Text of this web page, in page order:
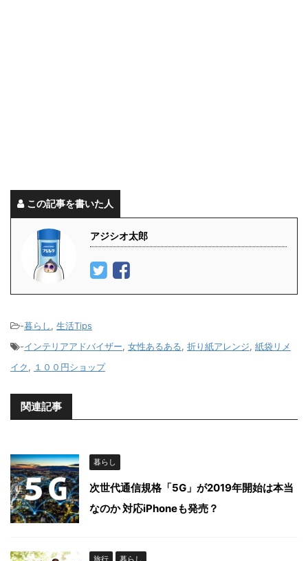
この記事を書いた人
アジシオ太郎
-暮らし, 生活Tips
-インテリアアドバイザー, 女性あるある, 折り紙アレンジ, 紙袋リメ
イク, １００円ショップ
関連記事
暮らし
次世代通信規格「5G」が2019年開始は本当
なのか 対応iPhoneも発売？
旅行 暮らし